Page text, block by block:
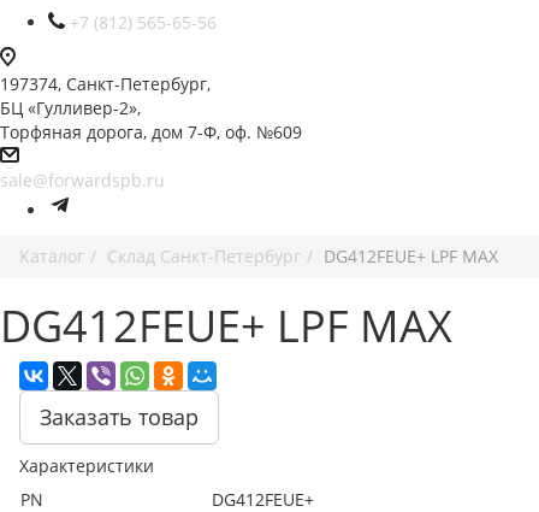
+7 (812) 565-65-56
197374, Санкт-Петербург,
БЦ «Гулливер-2»,
Торфяная дорога, дом 7-Ф, оф. №609
sale@forwardspb.ru
Каталог Cклад Санкт-Петербург DG412FEUE+ LPF MAX
DG412FEUE+ LPF MAX
Заказать товар
Характеристики
PN
DG412FEUE+